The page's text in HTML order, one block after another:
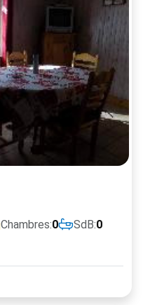
Chambres:0 SdB:0